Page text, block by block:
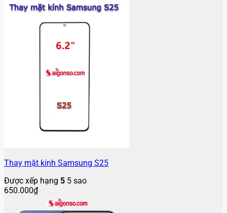
Thay mặt kính Samsung S25
Được xếp hạng 5 5 sao
650.000₫